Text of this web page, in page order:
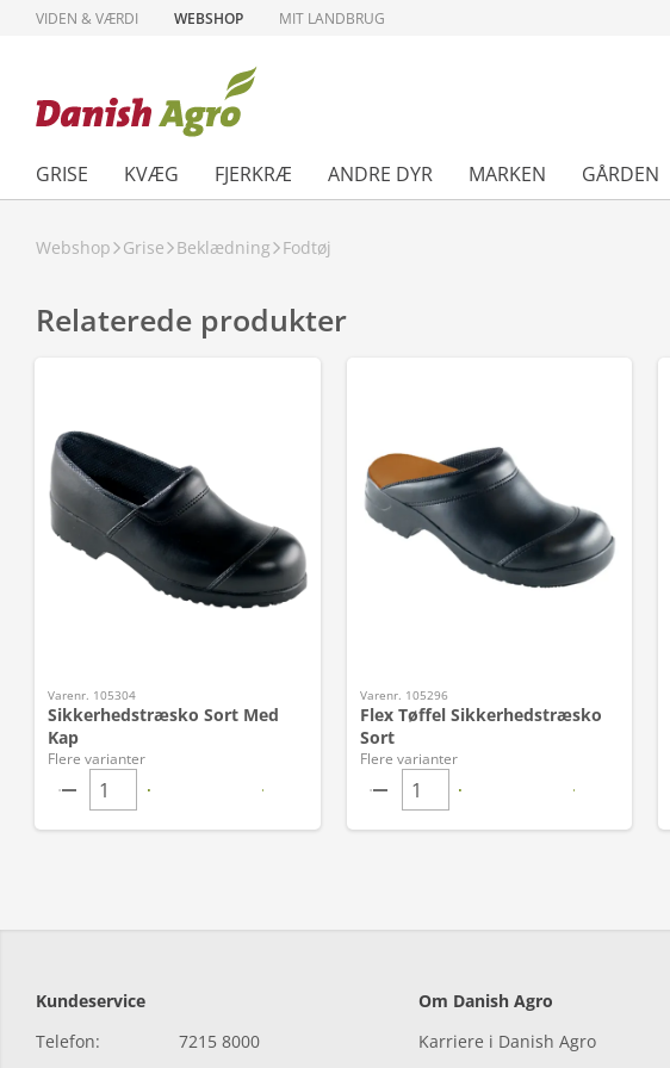
VIDEN & VÆRDI WEBSHOP MIT LANDBRUG
GRISE KVÆG FJERKRÆ ANDRE DYR MARKEN GÅRDEN
Webshop Grise Beklædning Fodtøj
Relaterede produkter
Varenr. 105304
Sikkerhedstræsko Sort Med
Kap
Flere varianter
Varenr. 105296
Flex Tøffel Sikkerhedstræsko
Sort
Flere varianter
Kundeservice
Telefon:
7215 8000
Om Danish Agro
Karriere i Danish Agro